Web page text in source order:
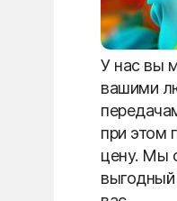
У нас вы
вашими
при этом
цену. Мы
выгодный